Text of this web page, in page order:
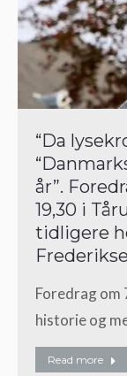
“Da
år”.
19,30 i
tidligere
Foredrag om
historie og
Read more